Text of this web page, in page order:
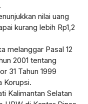
nilai uang
kurang lebih Rp1,2
melanggar Pasal 12
2001 tentang
31 Tahun 1999
Korupsi.
Kalimantan Selatan